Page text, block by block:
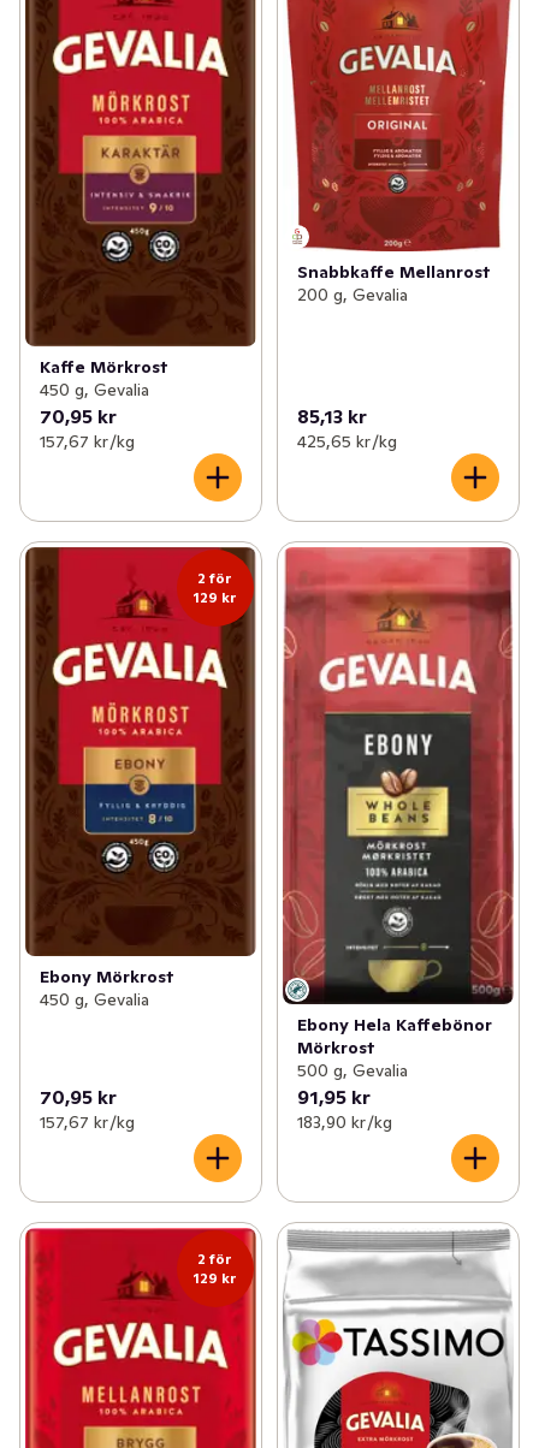
Kaffe Mörkrost
450 g, Gevalia
70,95 kr
157,67 kr /kg
Snabbkaffe Mellanrost
200 g, Gevalia
85,13 kr
425,65 kr /kg
2 för
129 kr
Ebony Mörkrost
450 g, Gevalia
70,95 kr
157,67 kr /kg
Ebony Hela Kaffebönor
Mörkrost
500 g, Gevalia
91,95 kr
183,90 kr /kg
2 för
129 kr